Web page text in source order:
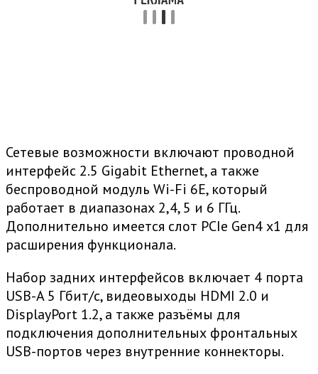
Сетевые возможности включают проводной
интерфейс 2.5 Gigabit Ethernet, а также
беспроводной модуль Wi-Fi 6E, который
работает в диапазонах 2,4, 5 и 6 ГГц.
Дополнительно имеется слот PCIe Gen4 x1 для
расширения функционала.
Набор задних интерфейсов включает 4 порта
USB-A 5 Гбит/с, видеовыходы HDMI 2.0 и
DisplayPort 1.2, а также разъёмы для
подключения дополнительных фронтальных
USB-портов через внутренние коннекторы.